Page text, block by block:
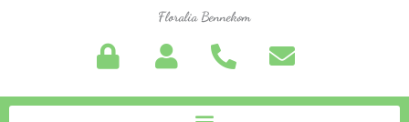
Floralia Bennekom